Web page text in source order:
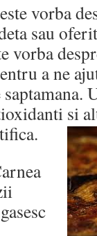
vorba
sau
vorba
a ne
si